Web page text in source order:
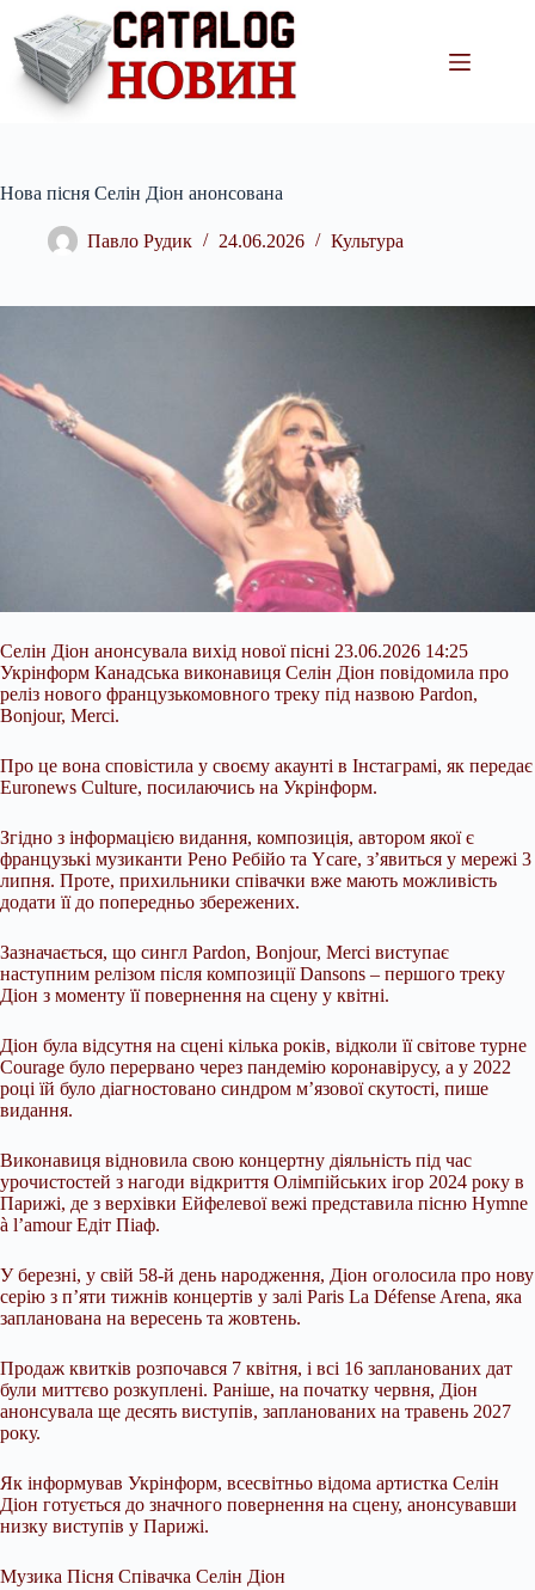
вмісту
Нова пісня Селін Діон анонсована
Павло Рудик 24.06.2026 Культура
Селін Діон анонсувала вихід нової пісні 23.06.2026 14:25
Укрінформ Канадська виконавиця Селін Діон повідомила про
реліз нового французькомовного треку під назвою Pardon,
Bonjour, Merci.
Про це вона сповістила у своєму акаунті в Інстаграмі, як передає
Euronews Culture, посилаючись на Укрінформ.
Згідно з інформацією видання, композиція, автором якої є
французькі музиканти Рено Ребійо та Ycare, з’явиться у мережі 3
липня. Проте, прихильники співачки вже мають можливість
додати її до попередньо збережених.
Зазначається, що сингл Pardon, Bonjour, Merci виступає
наступним релізом після композиції Dansons – першого треку
Діон з моменту її повернення на сцену у квітні.
Діон була відсутня на сцені кілька років, відколи її світове турне
Courage було перервано через пандемію коронавірусу, а у 2022
році їй було діагностовано синдром м’язової скутості, пише
видання.
Виконавиця відновила свою концертну діяльність під час
урочистостей з нагоди відкриття Олімпійських ігор 2024 року в
Парижі, де з верхівки Ейфелевої вежі представила пісню Hymne
à l’amour Едіт Піаф.
У березні, у свій 58-й день народження, Діон оголосила про нову
серію з п’яти тижнів концертів у залі Paris La Défense Arena, яка
запланована на вересень та жовтень.
Продаж квитків розпочався 7 квітня, і всі 16 запланованих дат
були миттєво розкуплені. Раніше, на початку червня, Діон
анонсувала ще десять виступів, запланованих на травень 2027
року.
Як інформував Укрінформ, всесвітньо відома артистка Селін
Діон готується до значного повернення на сцену, анонсувавши
низку виступів у Парижі.
Музика Пісня Співачка Селін Діон